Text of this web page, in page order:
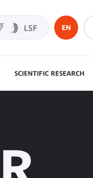
EN
SCIENTIFIC RESEARCH